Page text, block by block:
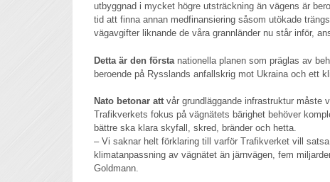
utbyggnad i mycket högre utsträckning än vägens är
tid att finna annan medfinansiering såsom utökade
vägavgifter liknande de våra grannländer nu står inför,
Detta är den första nationella planen som präglas av
beroende på Rysslands anfallskrig mot Ukraina och ett
Nato betonar att vår grundläggande infrastruktur måste
Trafikverkets fokus på vägnätets bärighet behöver
bättre ska klara skyfall, skred, bränder och hetta.
– Vi saknar helt förklaring till varför Trafikverket vill
klimatanpassning av vägnätet än järnvägen, fem
Goldmann.